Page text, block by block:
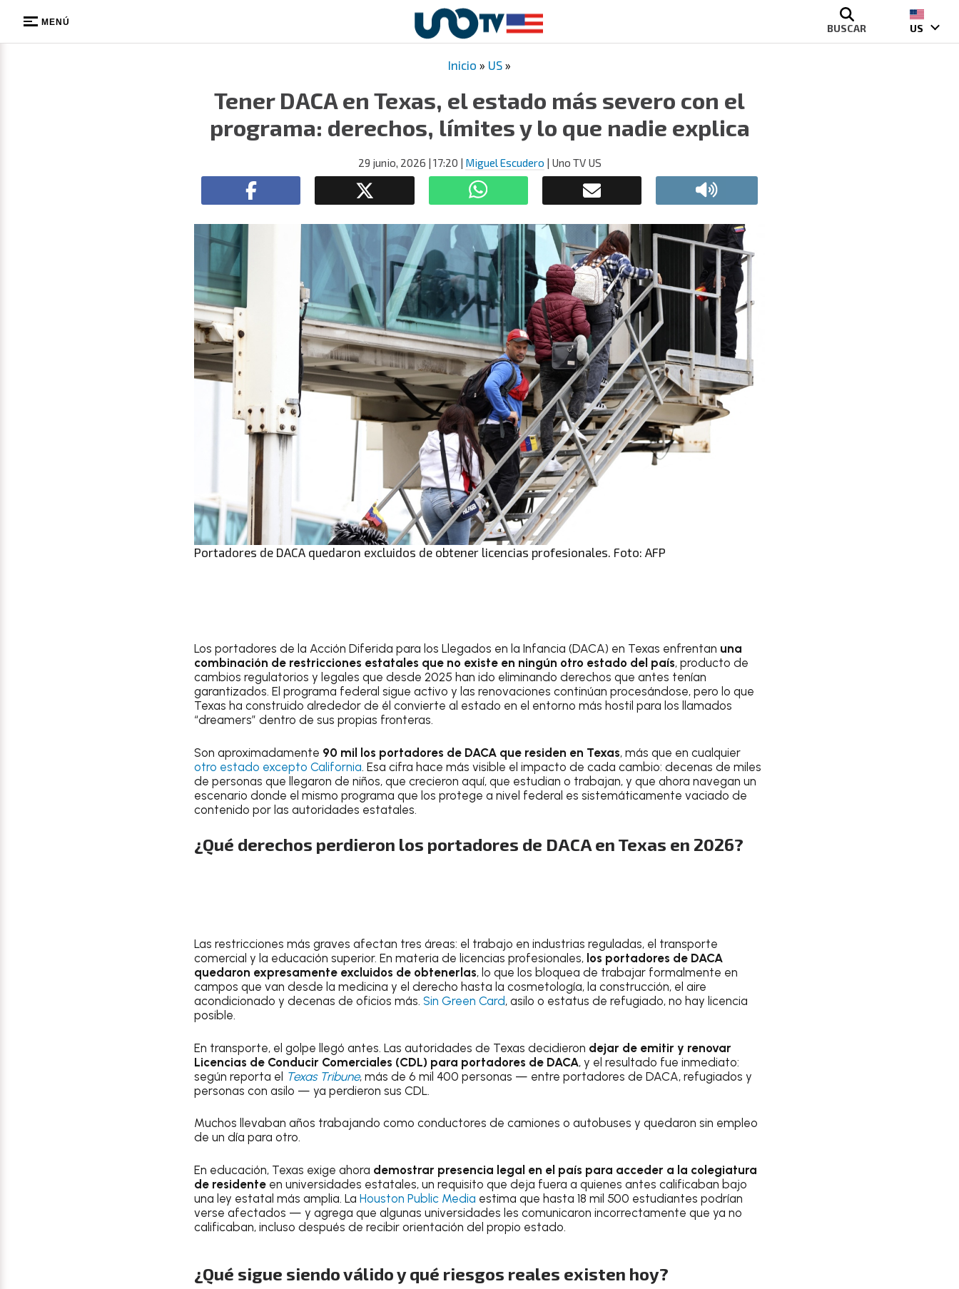
MENÚ BUSCAR US
Inicio » US »
Tener DACA en Texas, el estado más severo con el
programa: derechos, límites y lo que nadie explica
29 junio, 2026 | 17:20 | Miguel Escudero | Uno TV US
Portadores de DACA quedaron excluidos de obtener licencias profesionales. Foto: AFP
Los portadores de la Acción Diferida para los Llegados en la Infancia (DACA) en Texas enfrentan una
combinación de restricciones estatales que no existe en ningún otro estado del país, producto de
cambios regulatorios y legales que desde 2025 han ido eliminando derechos que antes tenían
garantizados. El programa federal sigue activo y las renovaciones continúan procesándose, pero lo que
Texas ha construido alrededor de él convierte al estado en el entorno más hostil para los llamados
“dreamers” dentro de sus propias fronteras.
Son aproximadamente 90 mil los portadores de DACA que residen en Texas, más que en cualquier
otro estado excepto California. Esa cifra hace más visible el impacto de cada cambio: decenas de miles
de personas que llegaron de niños, que crecieron aquí, que estudian o trabajan, y que ahora navegan un
escenario donde el mismo programa que los protege a nivel federal es sistemáticamente vaciado de
contenido por las autoridades estatales.
¿Qué derechos perdieron los portadores de DACA en Texas en 2026?
Las restricciones más graves afectan tres áreas: el trabajo en industrias reguladas, el transporte
comercial y la educación superior. En materia de licencias profesionales, los portadores de DACA
quedaron expresamente excluidos de obtenerlas, lo que los bloquea de trabajar formalmente en
campos que van desde la medicina y el derecho hasta la cosmetología, la construcción, el aire
acondicionado y decenas de oficios más. Sin Green Card, asilo o estatus de refugiado, no hay licencia
posible.
En transporte, el golpe llegó antes. Las autoridades de Texas decidieron dejar de emitir y renovar
Licencias de Conducir Comerciales (CDL) para portadores de DACA, y el resultado fue inmediato:
según reporta el Texas Tribune, más de 6 mil 400 personas — entre portadores de DACA, refugiados y
personas con asilo — ya perdieron sus CDL.
Muchos llevaban años trabajando como conductores de camiones o autobuses y quedaron sin empleo
de un día para otro.
En educación, Texas exige ahora demostrar presencia legal en el país para acceder a la colegiatura
de residente en universidades estatales, un requisito que deja fuera a quienes antes calificaban bajo
una ley estatal más amplia. La Houston Public Media estima que hasta 18 mil 500 estudiantes podrían
verse afectados — y agrega que algunas universidades les comunicaron incorrectamente que ya no
calificaban, incluso después de recibir orientación del propio estado.
¿Qué sigue siendo válido y qué riesgos reales existen hoy?